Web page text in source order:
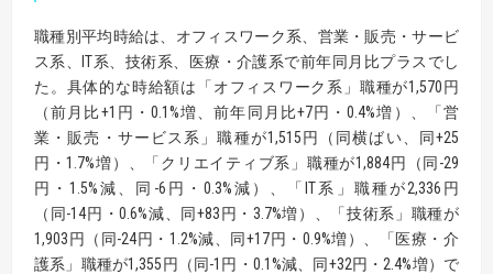
職種別平均時給は、オフィスワーク系、営業・販売・サービ
ス系、IT系、技術系、医療・介護系で前年同月比プラスでし
た。具体的な時給額は「オフィスワーク系」職種が1,570円
（前月比+1円・0.1%増、前年同月比+7円・0.4%増）、「営
業・販売・サービス系」職種が1,515円（同横ばい、同+25
円・1.7%増）、「クリエイティブ系」職種が1,884円（同-29
円・1.5%減、同-6円・0.3%減）、「IT系」職種が2,336円
（同-14円・0.6%減、同+83円・3.7%増）、「技術系」職種が
1,903円（同-24円・1.2%減、同+17円・0.9%増）、「医療・介
護系」職種が1,355円（同-1円・0.1%減、同+32円・2.4%増）で